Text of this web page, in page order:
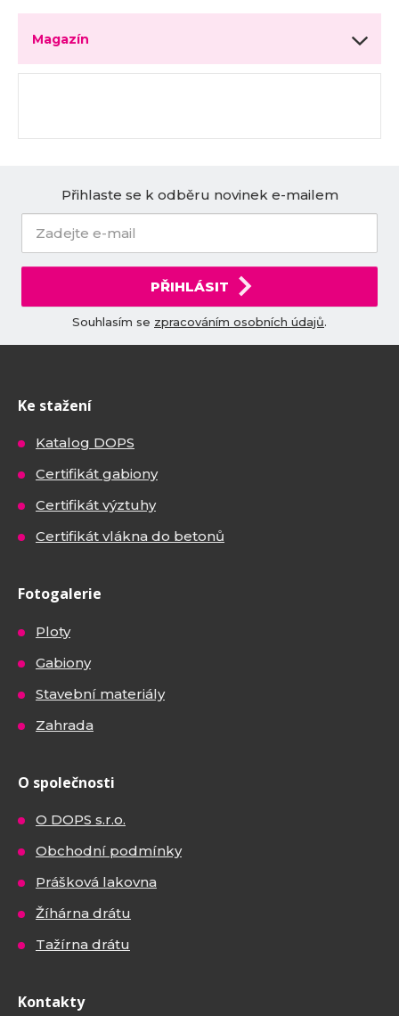
Magazín
Přihlaste se k odběru novinek e-mailem
PŘIHLÁSIT
Souhlasím se zpracováním osobních údajů.
Ke stažení
Katalog DOPS
Certifikát gabiony
Certifikát výztuhy
Certifikát vlákna do betonů
Fotogalerie
Ploty
Gabiony
Stavební materiály
Zahrada
O společnosti
O DOPS s.r.o.
Obchodní podmínky
Prášková lakovna
Žíhárna drátu
Tažírna drátu
Kontakty